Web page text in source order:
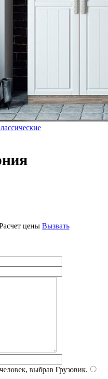
цены Вызвать
выбрав Грузовик.